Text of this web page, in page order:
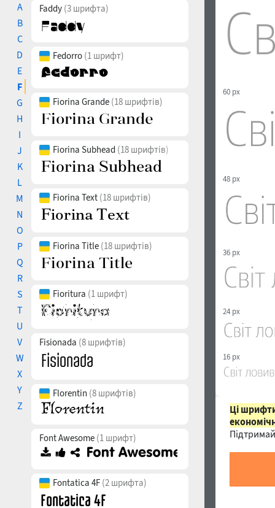
A
B
C
D
E
F
G
H
I
J
K
L
M
N
O
P
Q
R
S
T
U
V
W
X
Y
Z
Faddy (3 шрифта)
Fedorro (1 шрифт)
Fiorina Grande (18 шрифтів)
Fiorina Subhead (18 шрифтів)
Fiorina Text (18 шрифтів)
Fiorina Title (18 шрифтів)
Fioritura (1 шрифт)
Fisionada (8 шрифтів)
Florentin (8 шрифтів)
Font Awesome (1 шрифт)
Fontatica 4F (2 шрифта)
60 px
48 px
36 px
24 px
16 px
Ці